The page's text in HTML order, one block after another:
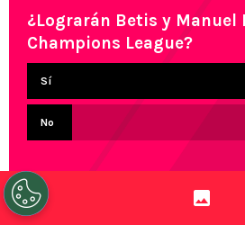
¿Lograrán Betis y
Champions League?
Sí
No
Manuel Pellegrini y Real